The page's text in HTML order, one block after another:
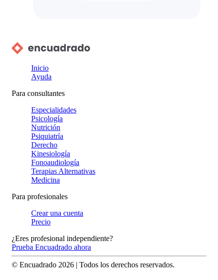
Inicio
Ayuda
Para consultantes
Especialidades
Psicología
Nutrición
Psiquiatría
Derecho
Kinesiología
Fonoaudiología
Terapias Alternativas
Medicina
Para profesionales
Crear una cuenta
Precio
¿Eres profesional independiente?
Prueba Encuadrado ahora
© Encuadrado 2026 | Todos los derechos reservados.